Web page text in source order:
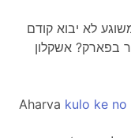
לא יבוא קודם
בפארק? אשקלון
Aharva kulo ke no